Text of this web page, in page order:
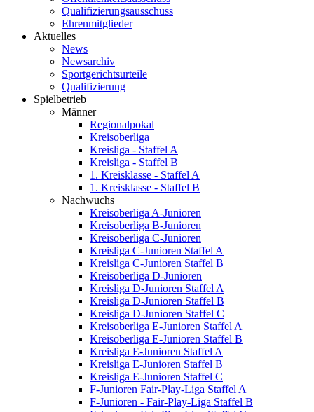
Qualifizierungsausschuss
Ehrenmitglieder
Aktuelles
News
Newsarchiv
Sportgerichtsurteile
Qualifizierung
Spielbetrieb
Männer
Regionalpokal
Kreisoberliga
Kreisliga - Staffel A
Kreisliga - Staffel B
1. Kreisklasse - Staffel A
1. Kreisklasse - Staffel B
Nachwuchs
Kreisoberliga A-Junioren
Kreisoberliga B-Junioren
Kreisoberliga C-Junioren
Kreisliga C-Junioren Staffel A
Kreisliga C-Junioren Staffel B
Kreisoberliga D-Junioren
Kreisliga D-Junioren Staffel A
Kreisliga D-Junioren Staffel B
Kreisliga D-Junioren Staffel C
Kreisoberliga E-Junioren Staffel A
Kreisoberliga E-Junioren Staffel B
Kreisliga E-Junioren Staffel A
Kreisliga E-Junioren Staffel B
Kreisliga E-Junioren Staffel C
F-Junioren Fair-Play-Liga Staffel A
F-Junioren - Fair-Play-Liga Staffel B